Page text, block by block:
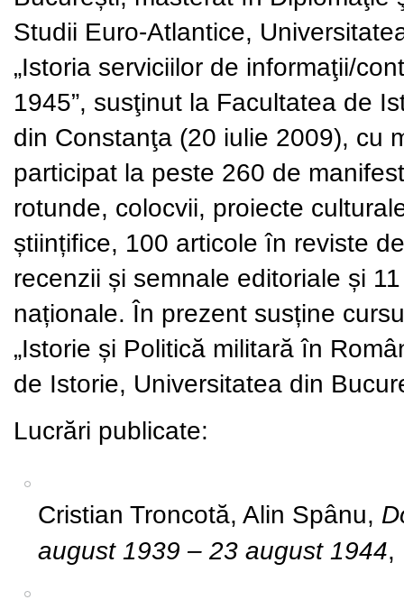
Studii Euro-Atlantice,
„Istoria serviciilor de informaţii/
1945”, susţinut la Facultatea de
din Constanţa (20 iulie 2009), cu
participat la peste 260 de
rotunde, colocvii, proiecte
științifice, 100 articole în reviste
recenzii și semnale editoriale și
naționale. În prezent susține
„Istorie și Politică militară în
de Istorie, Universitatea din
Lucrări publicate:
Cristian Troncotă, Alin Spânu,
august 1939 – 23 august 1944,